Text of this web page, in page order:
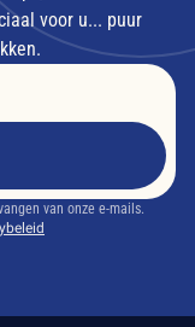
voor u... puur
van onze e-mails.